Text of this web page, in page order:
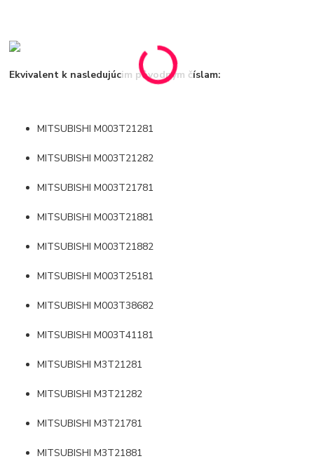
Ekvivalent k nasledujúcim pôvodným číslam:
MITSUBISHI M003T21281
MITSUBISHI M003T21282
MITSUBISHI M003T21781
MITSUBISHI M003T21881
MITSUBISHI M003T21882
MITSUBISHI M003T25181
MITSUBISHI M003T38682
MITSUBISHI M003T41181
MITSUBISHI M3T21281
MITSUBISHI M3T21282
MITSUBISHI M3T21781
MITSUBISHI M3T21881